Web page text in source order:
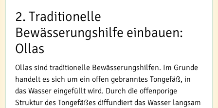
2. Traditionelle
Bewässerungshilfe einbauen:
Ollas
Ollas sind traditionelle Bewässerungshilfen. Im Grunde
handelt es sich um ein offen gebranntes Tongefäß, in
das Wasser eingefüllt wird. Durch die offenporige
Struktur des Tongefäßes diffundiert das Wasser langsam